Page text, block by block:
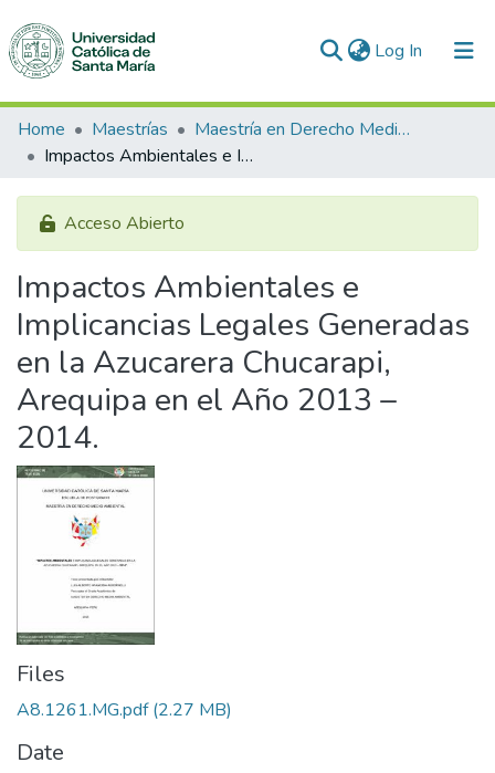
Log In (current)
Communities & Collections
All of DSpace
Statistics
Home Maestrías
Maestría en Derecho Medio Ambiental
Impactos Ambientales e Implicancias Legales Generadas en la Azucarera Chucarapi, Arequipa en el Año 2013 – 2014.
Acceso Abierto
Impactos Ambientales e
Implicancias Legales Generadas
en la Azucarera Chucarapi,
Arequipa en el Año 2013 –
2014.
Files
A8.1261.MG.pdf(2.27 MB)
Date